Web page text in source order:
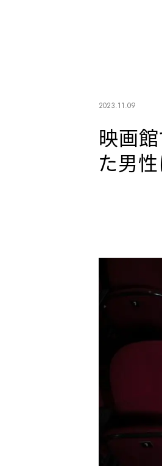
2023.11.09
映画館
た男